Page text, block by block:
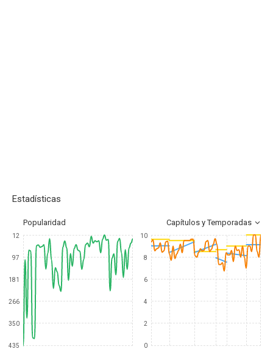
Estadísticas
Popularidad Capítulos y Temporadas
12
97
181
266
350
435
10
8
6
4
2
0